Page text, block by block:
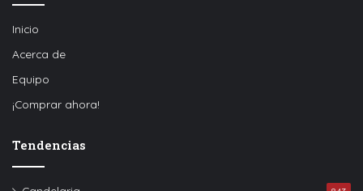
Inicio
Acerca de
Equipo
¡Comprar ahora!
Tendencias